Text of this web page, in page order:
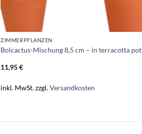
ZIMMERPFLANZEN
Bolcactus-Mischung 8,5 cm – in terracotta pot
11,95€
inkl. MwSt.zzgl.Versandkosten